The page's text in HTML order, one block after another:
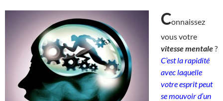
Connaissez
vous votre
vitesse mentale?
C’est la rapidité
avec laquelle
votre esprit peut
se mouvoir d’un